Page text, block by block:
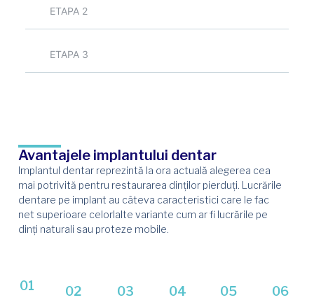
ETAPA 2
ETAPA 3
Avantajele implantului dentar​
Implantul dentar reprezintă la ora actuală alegerea cea
mai potrivită pentru restaurarea dinților pierduți. Lucrările
dentare pe implant au câteva caracteristici care le fac
net superioare celorlalte variante cum ar fi lucrările pe
dinți naturali sau proteze mobile.
01 02 03 04 05 06